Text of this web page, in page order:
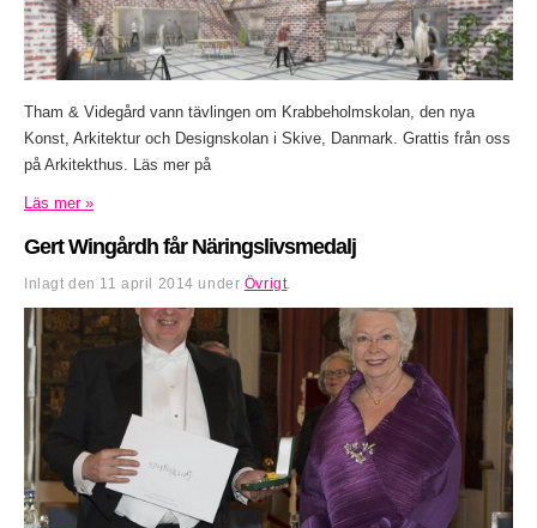
Tham & Videgård vann tävlingen om Krabbeholmskolan, den nya
Konst, Arkitektur och Designskolan i Skive, Danmark. Grattis från oss
på Arkitekthus. Läs mer på
Läs mer »
Gert Wingårdh får Näringslivsmedalj
Inlagt den 11 april 2014 under Övrigt.